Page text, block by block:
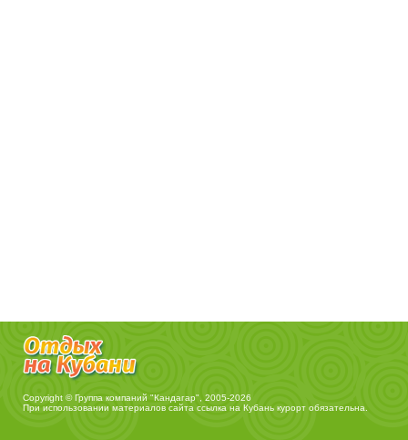
Copyright © Группа компаний "Кандагар", 2005-2026
При использовании материалов сайта ссылка на Кубань курорт обязательна.